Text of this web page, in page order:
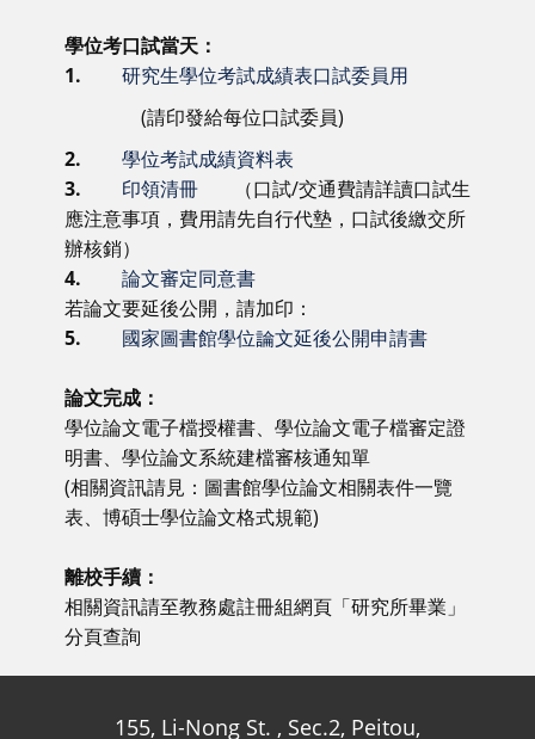
學位考口試當天：
1.
研究生學位考試成績表口試委員用
(請印發給每位口試委員)
2.
學位考試成績資料表
3.
印領清冊
（口試/交通費請詳讀口試生
應注意事項，費用請先自行代墊，口試後繳交所
辦核銷）
4.
論文審定同意書
若論文要延後公開，請加印：
5.
國家圖書館學位論文延後公開申請書
論文完成：
學位論文電子檔授權書、學位論文電子檔審定證
明書、學位論文系統建檔審核通知單
(相關資訊請見：圖書館學位論文相關表件一覽
表、博碩士學位論文格式規範)
離校手續：
相關資訊請至教務處註冊組網頁「研究所畢業」
分頁查詢
155, Li-Nong St. , Sec.2, Peitou,